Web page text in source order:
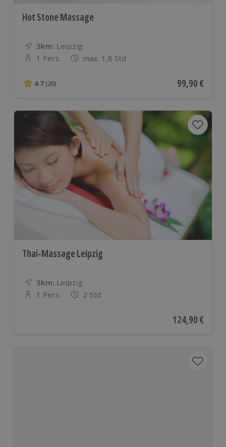
Hot Stone Massage
3km: Entfernung
Standort
Leipzig
Anzahl der Teilnehmer
1 Pers. max. 1,8 Std
4.7 von 5 Sternen basierend auf 26 Bewertungen
4.7 (26) Aktueller
99,90 €
Thai-Massage Leipzig
3km: Entfernung
Standort
Leipzig
Anzahl der Teilnehmer
1 Pers. 2 Std
Aktueller Preis
124,90 €